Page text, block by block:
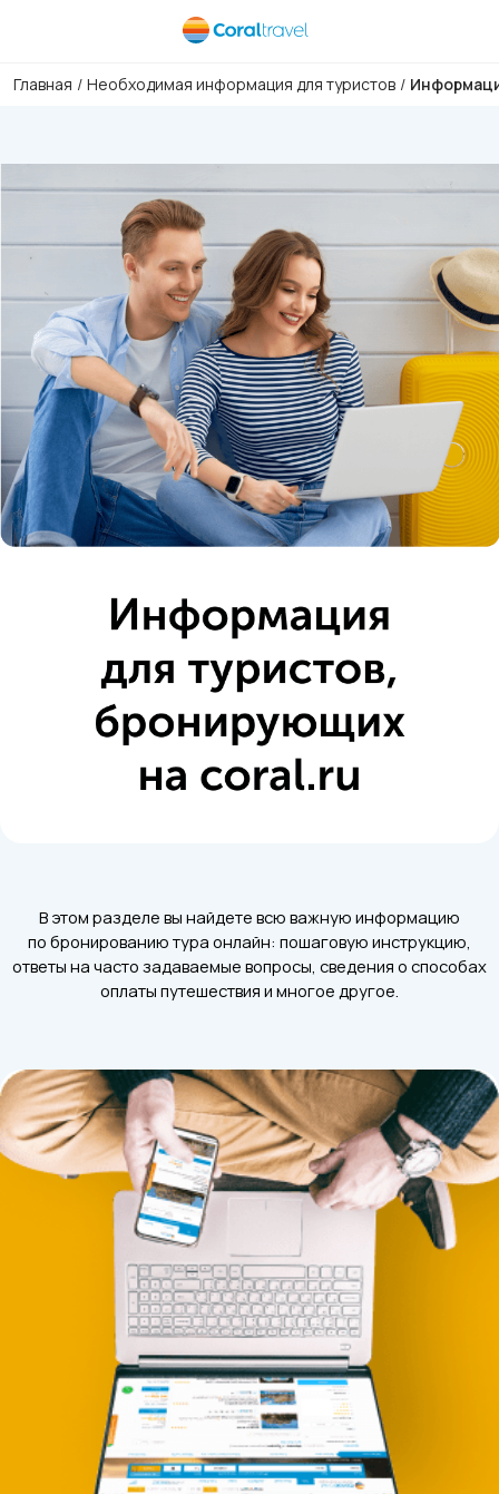
Главная / Необходимая информация для туристов /
В этом разделе вы найдете всю важную информацию
по бронированию тура онлайн: пошаговую инструкцию,
ответы на часто задаваемые вопросы, сведения о способах
оплаты путешествия и многое другое.